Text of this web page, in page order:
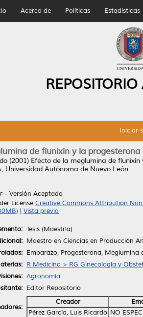
Acerca de Políticas Estadísticas
Iniciar
de flunixín y la
(2001) Efecto de la meglumina de
Universidad Autónoma de Nuevo León.
- Versión Aceptada
License Creative Commons Attribution
Vista previa
Tesis (Maestría)
Maestro en Ciencias en Producción
Embarazo, Progesterona, Meglumina
R Medicina > RG Ginecología y
Agronomía
Editor Repositorio
Creador
Pérez García, Luis Ricardo NO